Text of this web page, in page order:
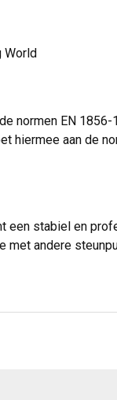
World
normen EN
hiermee aan de
een stabiel en
andere